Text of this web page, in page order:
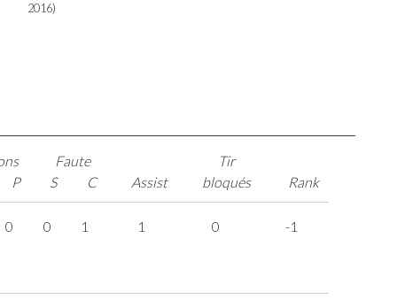
2016)
P
Faute
S
C Assist
Tir
bloqués
Rank
0 0 1 1 0 -1